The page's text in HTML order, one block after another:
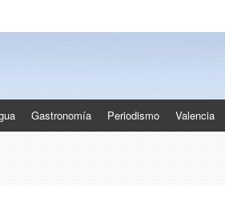
Gastronomía Periodismo Valencia